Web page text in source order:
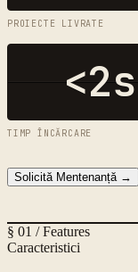
PROIECTE LIVRATE
<2s
TIMP ÎNCĂRCARE
Solicită Mentenanță →
§ 01 / Features
Caracteristici